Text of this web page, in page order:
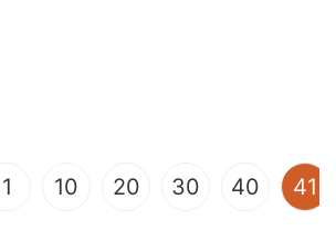
1 10 20 30 40 41